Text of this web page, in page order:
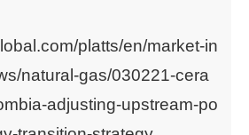
platts/en/market-in
natural-gas/030221-cera
adjusting-upstream-po